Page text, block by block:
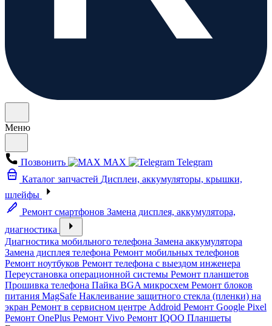
Меню
Позвонить MAX
Telegram
Каталог запчастей Дисплеи, аккумуляторы, крышки,
шлейфы
Ремонт смартфонов Замена дисплея, аккумулятора,
диагностика
Диагностика мобильного телефона Замена аккумулятора
Замена дисплея телефона Ремонт мобильных телефонов
Ремонт ноутбуков Ремонт телефона с выездом инженера
Переустановка операционной системы Ремонт планшетов
Прошивка телефона Пайка BGA микросхем Ремонт блоков
питания MagSafe Наклеивание защитного стекла (пленки) на
экран Ремонт в сервисном центре Addroid Ремонт Google Pixel
Ремонт OnePlus Ремонт Vivo Ремонт IQOO Планшеты